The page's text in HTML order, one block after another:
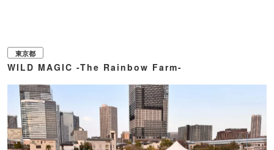
東京都
WILD MAGIC -The Rainbow Farm-